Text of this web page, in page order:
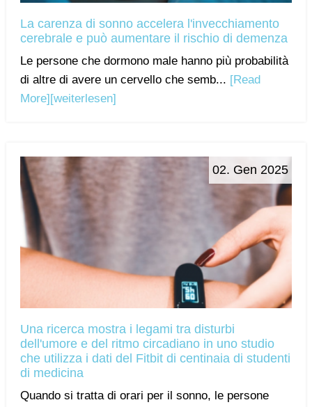
La carenza di sonno accelera l'invecchiamento
cerebrale e può aumentare il rischio di demenza
Le persone che dormono male hanno più probabilità
di altre di avere un cervello che semb... [Read
More] [weiterlesen]
02. Gen 2025
Una ricerca mostra i legami tra disturbi
dell'umore e del ritmo circadiano in uno studio
che utilizza i dati del Fitbit di centinaia di studenti
di medicina
Quando si tratta di orari per il sonno, le persone